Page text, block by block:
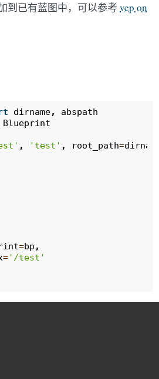
到已有蓝图中，可以参考 vep on
dirname,
abspath
Blueprint
, 'test' , root_path=
=bp ,
='/test'